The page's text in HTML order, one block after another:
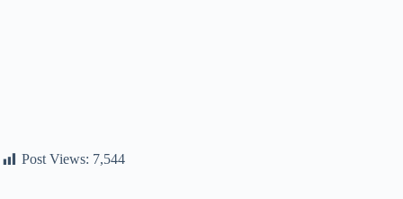
Post Views: 7,544